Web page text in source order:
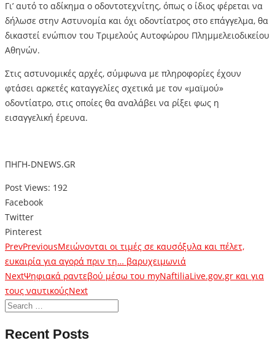
Γι’ αυτό το αδίκημα ο οδοντοτεχνίτης, όπως ο ίδιος φέρεται να
δήλωσε στην Αστυνομία και όχι οδοντίατρος στο επάγγελμα, θα
δικαστεί ενώπιον του Τριμελούς Αυτοφώρου Πλημμελειοδικείου
Αθηνών.
Στις αστυνομικές αρχές, σύμφωνα με πληροφορίες έχουν
φτάσει αρκετές καταγγελίες σχετικά με τον «μαϊμού»
οδοντίατρο, στις οποίες θα αναλάβει να ρίξει φως η
εισαγγελική έρευνα.
ΠΗΓΗ-DNEWS.GR
Post Views: 192
Facebook
Twitter
Pinterest
PrevPreviousΜειώνονται οι τιμές σε καυσόξυλα και πέλετ,
ευκαιρία για αγορά πριν τη… βαρυχειμωνιά
NextΨηφιακά ραντεβού μέσω του myNaftiliaLive.gov.gr και για
τους ναυτικούςNext
Recent Posts